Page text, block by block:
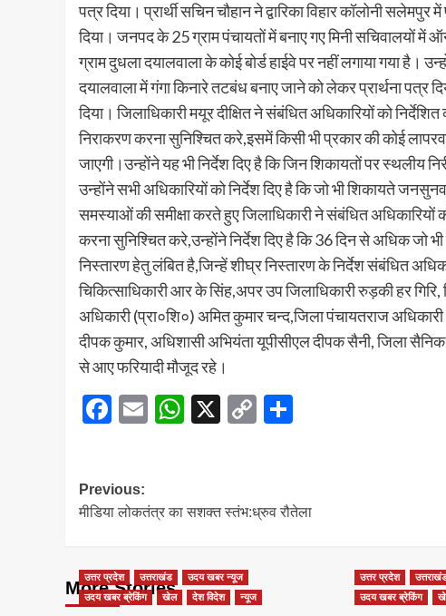
पत्र दिया। प्रार्थी सचिन चौहान ने द्वारिका विहार कॉलोनी
दिया। जनपद के 25 ग्राम पंचायतों में बनाए गए मिनी सचिवालयों में
ग्राम दुधला दयालवाला के कोई बोर्ड हाईवे पर नहीं लगाया गया है।
दयालवाला में गंगा किनारे तटबंध बनाए जाने को लेकर प्रार्थना पत्र
दिया। जिलाधिकारी मयूर दीक्षित ने संबंधित अधिकारियों को
निराकरण करना सुनिश्चित करे,इसमें किसी भी प्रकार की कोई
जाएगी।उन्होंने यह भी निर्देश दिए है कि जिन शिकायतों पर स्थलीय
उन्होंने सभी अधिकारियों को निर्देश दिए है कि जो भी शिकायते
समस्याओं की समीक्षा करते हुए जिलाधिकारी ने संबंधित अधिकारियों
करना सुनिश्चित करे,उन्होंने निर्देश दिए है कि 36 दिन से अधिक
निस्तारण हेतु लंबित है,जिन्हें शीघ्र निस्तारण के निर्देश संबंधित
चिकित्साधिकारी आर के सिंह,अपर उप जिलाधिकारी रुड़की हर
अधिकारी (प्रा०शि०) अमित कुमार चन्द,जिला पंचायतराज
दीपक कुमार, अधिशासी अभियंता यूपीसीएल दीपक सैनी, जिला सैनिक
से आए फरियादी मौजूद रहे।
Facebook
EmailWhatsApp
X
Copy
Post
navigation
Previous:
मीडिया लोकतंत्र का सशक्त स्तंभ:ध्रुव रौतेला
More Stories
उत्तर प्रदेश उत्तराखंड
उदय खबर न्यूज
उदय खबर ब्रेकिंग
खेल देश विदेश न्यूज
उत्तर प्रदेश
उदय खबर ब्रेकिंग